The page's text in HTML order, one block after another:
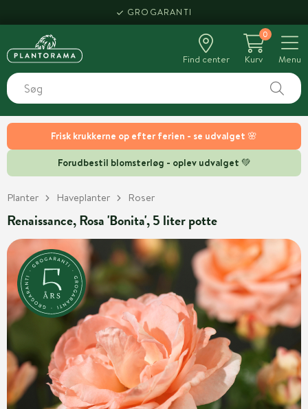
Frisk krukkerne op efter ferien - se udvalget 🌸
Forudbestil blomsterløg - oplev udvalget 💚
GROGARANTI
Find center
0
Kurv
Menu
Planter Haveplanter Roser
Renaissance, Rosa 'Bonita', 5 liter potte